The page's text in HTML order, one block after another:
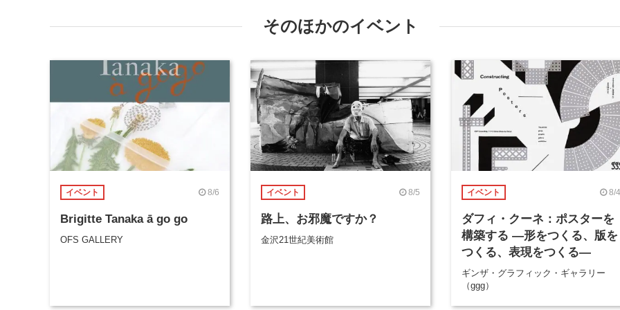
そのほかのイベント
イベント 8/6
Brigitte Tanaka ā go go
OFS GALLERY
イベント 8/5
路上、お邪魔ですか？
金沢21世紀美術館
イベント 8/4
ダフィ・クーネ：ポスターを
構築する ―形をつくる、版を
つくる、表現をつくる―
ギンザ・グラフィック・ギャラリー
（ggg）